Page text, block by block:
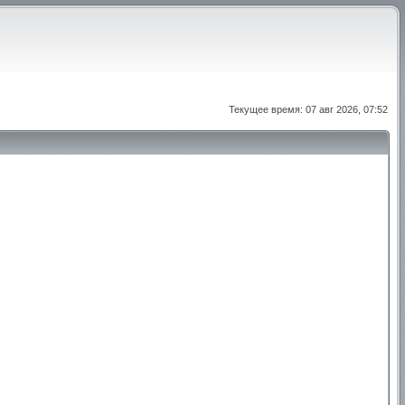
Текущее время: 07 авг 2026, 07:52